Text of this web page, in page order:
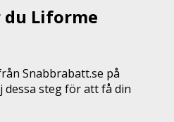
du Liforme
Snabbrabatt.se på
dessa steg för att få din